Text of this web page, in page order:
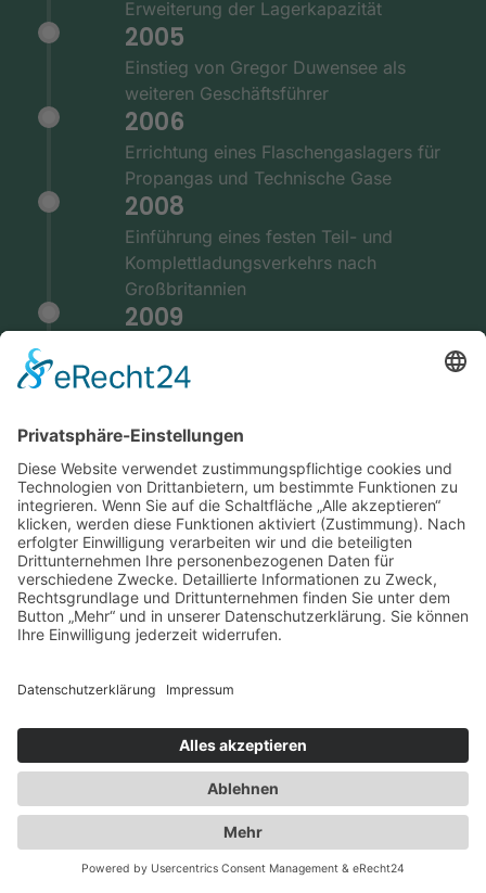
Erweiterung der Lagerkapazität
2005
Einstieg von Gregor Duwensee als
weiteren Geschäftsführer
2006
Errichtung eines Flaschengaslagers für
Propangas und Technische Gase
2008
Einführung eines festen Teil- und
Komplettladungsverkehrs nach
Großbritannien
2009
GPS und Telematiksystemen
Ausbau der Kapazität des
Flaschengaslagers für Propangas und
Technische Gase
2014
Umzug innerhalb Heusenstamms in
unsere neuen Räumlichkeiten an der
Martinseestraße 1
2015
2016
Ausbau des Speditionshofes um 4000 qm
2017
Erweiterung der Lagerfläche auf knapp
18000 qm
2018
Implementierung eines